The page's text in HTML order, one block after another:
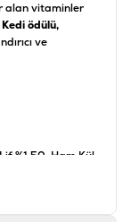
alan vitaminler
Kedi ödülü,
ve
%1.50, Ham Kül